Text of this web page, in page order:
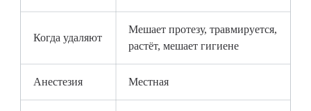
Когда удаляют
Мешает протезу, травмируется,
растёт, мешает гигиене
Анестезия Местная